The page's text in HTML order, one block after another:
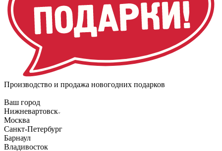
Производство и продажа новогодних подарков
Ваш город
Нижневартовск
Москва
Санкт-Петербург
Барнаул
Владивосток